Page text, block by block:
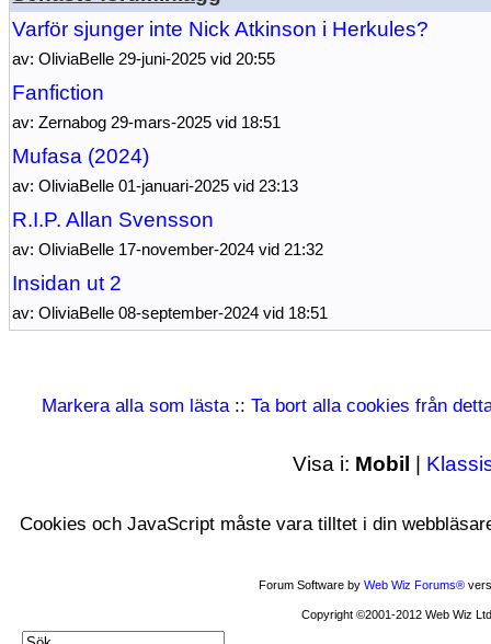
Varför sjunger inte Nick Atkinson i Herkules?
av: OliviaBelle 29-juni-2025 vid 20:55
Fanfiction
av: Zernabog 29-mars-2025 vid 18:51
Mufasa (2024)
av: OliviaBelle 01-januari-2025 vid 23:13
R.I.P. Allan Svensson
av: OliviaBelle 17-november-2024 vid 21:32
Insidan ut 2
av: OliviaBelle 08-september-2024 vid 18:51
Markera alla som lästa :: Ta bort alla cookies från
Visa i: Mobil |
Cookies och JavaScript måste vara tilltet i din
Forum Software by Web Wiz Forums®
Copyright ©2001-2012 Web Wiz